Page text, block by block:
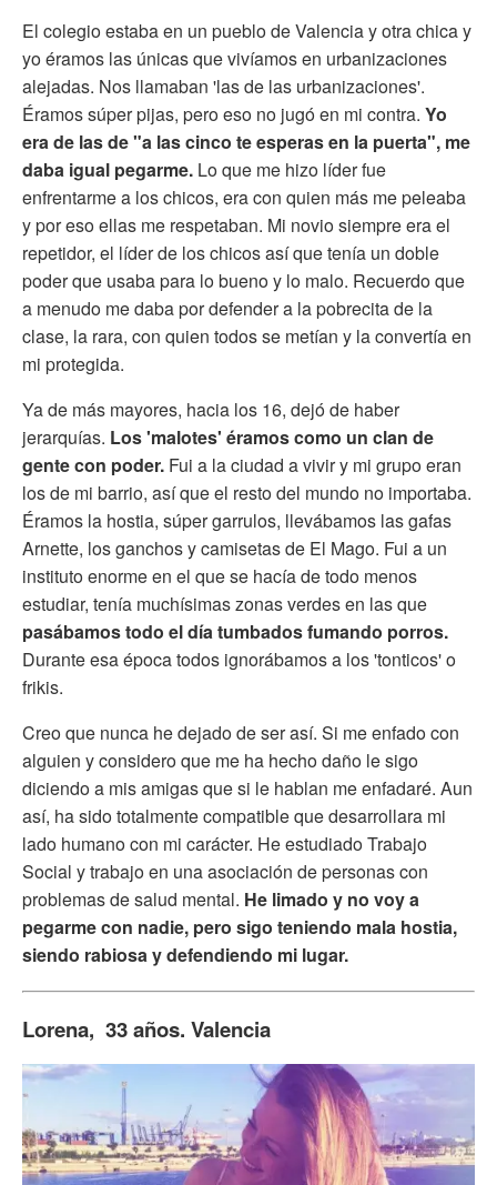
El colegio estaba en un pueblo de Valencia y otra chica y
yo éramos las únicas que vivíamos en urbanizaciones
alejadas. Nos llamaban 'las de las urbanizaciones'.
Éramos súper pijas, pero eso no jugó en mi contra. Yo
era de las de "a las cinco te esperas en la puerta", me
daba igual pegarme. Lo que me hizo líder fue
enfrentarme a los chicos, era con quien más me peleaba
y por eso ellas me respetaban. Mi novio siempre era el
repetidor, el líder de los chicos así que tenía un doble
poder que usaba para lo bueno y lo malo. Recuerdo que
a menudo me daba por defender a la pobrecita de la
clase, la rara, con quien todos se metían y la convertía en
mi protegida.
Ya de más mayores, hacia los 16, dejó de haber
jerarquías. Los 'malotes' éramos como un clan de
gente con poder. Fui a la ciudad a vivir y mi grupo eran
los de mi barrio, así que el resto del mundo no importaba.
Éramos la hostia, súper garrulos, llevábamos las gafas
Arnette, los ganchos y camisetas de El Mago. Fui a un
instituto enorme en el que se hacía de todo menos
estudiar, tenía muchísimas zonas verdes en las que
pasábamos todo el día tumbados fumando porros.
Durante esa época todos ignorábamos a los 'tonticos' o
frikis.
Creo que nunca he dejado de ser así. Si me enfado con
alguien y considero que me ha hecho daño le sigo
diciendo a mis amigas que si le hablan me enfadaré. Aun
así, ha sido totalmente compatible que desarrollara mi
lado humano con mi carácter. He estudiado Trabajo
Social y trabajo en una asociación de personas con
problemas de salud mental. He limado y no voy a
pegarme con nadie, pero sigo teniendo mala hostia,
siendo rabiosa y defendiendo mi lugar.
Lorena, 33 años. Valencia